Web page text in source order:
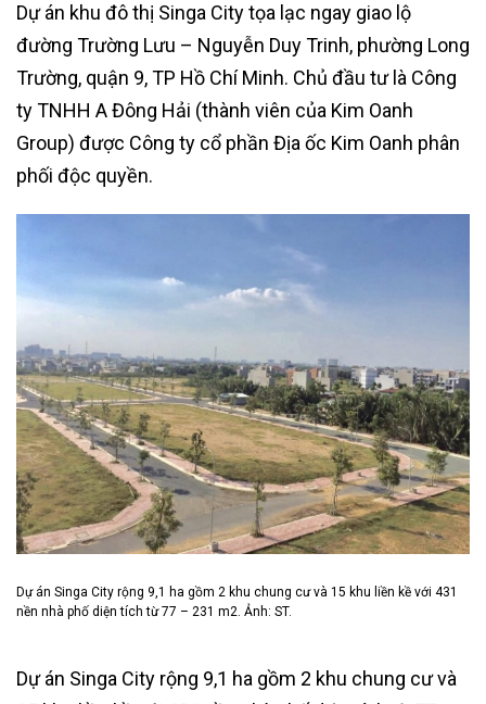
Dự án khu đô thị Singa City tọa lạc ngay giao lộ
đường Trường Lưu – Nguyễn Duy Trinh, phường Long
Trường, quận 9, TP Hồ Chí Minh. Chủ đầu tư là Công
ty TNHH A Đông Hải (thành viên của Kim Oanh
Group) được Công ty cổ phần Địa ốc Kim Oanh phân
phối độc quyền.
Dự án Singa City rộng 9,1 ha gồm 2 khu chung cư và 15 khu liền kề với 431
nền nhà phố diện tích từ 77 – 231 m2. Ảnh: ST.
Dự án Singa City rộng 9,1 ha gồm 2 khu chung cư và